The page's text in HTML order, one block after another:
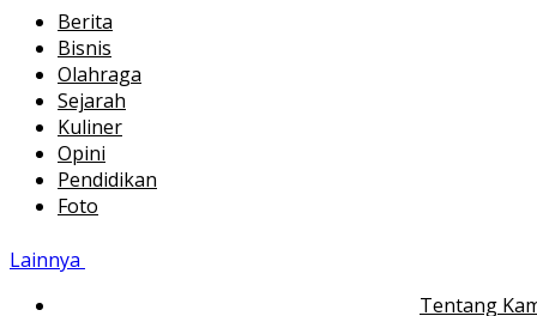
Berita
Bisnis
Olahraga
Sejarah
Kuliner
Opini
Pendidikan
Foto
Lainnya
Tentang